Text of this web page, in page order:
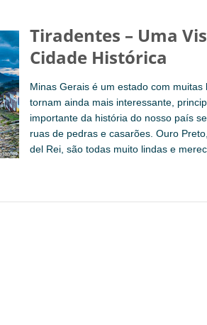
Tiradentes – Uma
Cidade Histórica
Minas Gerais é um estado com
tornam ainda mais interessante,
importante da história do nosso país
ruas de pedras e casarões. Ouro
del Rei, são todas muito lindas e